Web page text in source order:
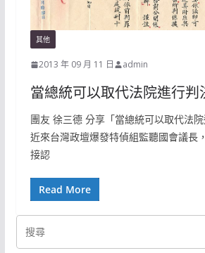
其他
2013 年 09 月 11 日 admin
當總統可以取代法院進行判
團友 徐三德 分享「當總統可以取代法院
近來台灣政壇爆發特偵組監聽國會議長
接認
Read More